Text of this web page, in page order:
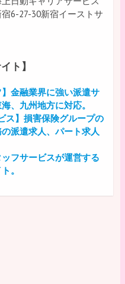
6-27-30新宿イーストサ
ト】
】金融業界に強い派遣サ
、九州地方に対応。
ス】損害保険グループの
派遣求人、パート求人
ッフサービスが運営する
。